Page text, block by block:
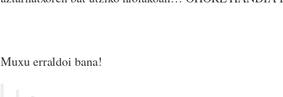
Muxu erraldoi bana!